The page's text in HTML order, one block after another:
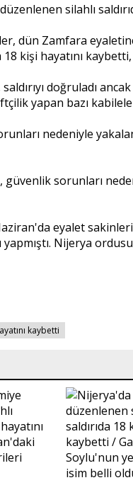
silahlı
dün Zamfara
kişi hayatını
doğruladı
yapan bazı
nedeniyle
sorunları
eyalet
yapmıştı. Nijerya
kaybetti